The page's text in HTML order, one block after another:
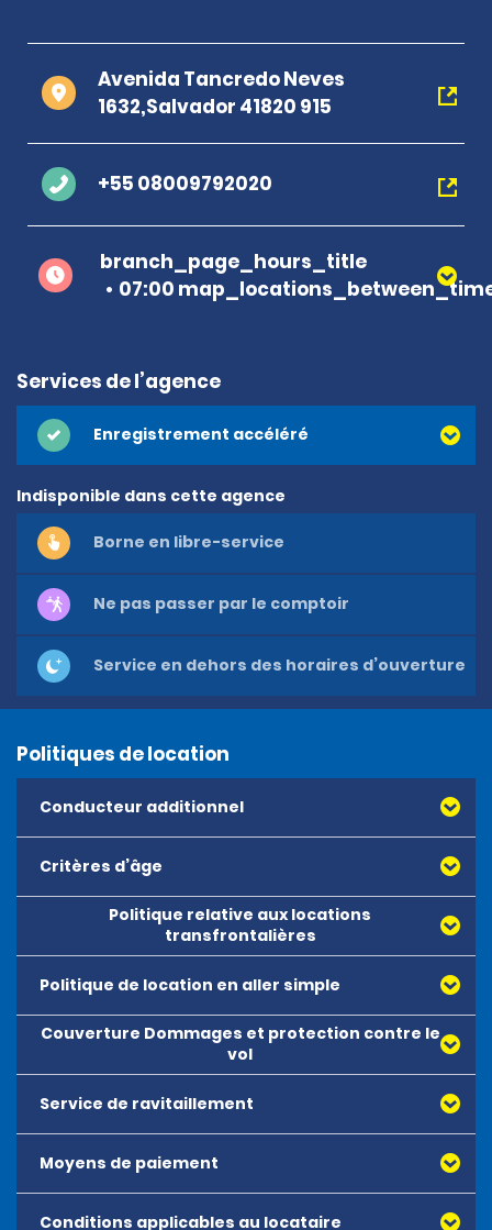
Avenida Tancredo Neves
1632,Salvador 41820 915
+55 08009792020
branch_page_hours_title
07:00
Services de l’agence
Enregistrement accéléré
Indisponible dans cette agence
Borne en libre-service
Ne pas passer par le comptoir
Service en dehors des horaires d’ouverture
Politiques de location
Conducteur additionnel
Critères d’âge
Politique relative aux locations
transfrontalières
Politique de location en aller simple
Couverture Dommages et protection contre le
vol
Service de ravitaillement
Moyens de paiement
Toutes les principales cartes de débit ou de crédit,
Conditions applicables au locataire